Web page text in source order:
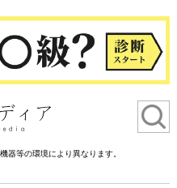
器等の環境により異なります。